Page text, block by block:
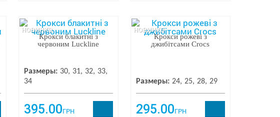
Крокси блакитні з
червоним Luckline
Размеры: 30 31 32
33
34
395.00ГРН
новинка
Крокси рожеві з
джибітсами Crocs
Размеры: 24 25 28 29
295.00ГРН
новинка